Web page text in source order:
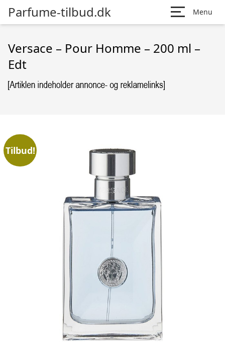
Parfume-tilbud.dk Menu
Versace – Pour Homme – 200 ml –
Edt
Tilbud!